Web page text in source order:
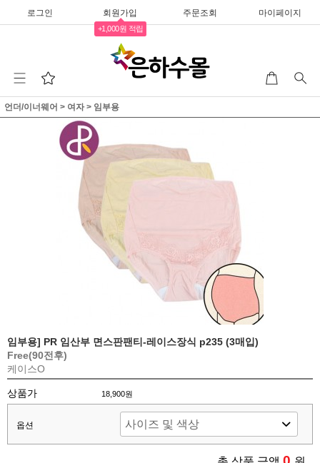
로그인 회원가입
+1,000원 적립
주문조회 마이페이지
언더/이너웨어 > 여자> 임부용
임부용] PR 임산부 면스판팬티-레이스장식 p235 (3매입)
Free(90전후)
케이스O
상품가 18,900원
옵션